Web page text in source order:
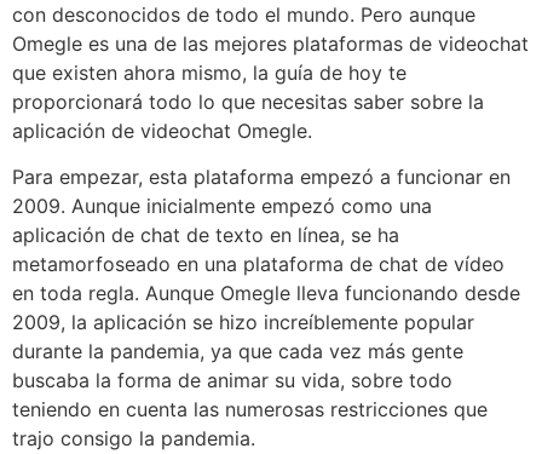
con desconocidos de todo el mundo. Pero aunque
Omegle es una de las mejores plataformas de videochat
que existen ahora mismo, la guía de hoy te
proporcionará todo lo que necesitas saber sobre la
aplicación de videochat Omegle.
Para empezar, esta plataforma empezó a funcionar en
2009. Aunque inicialmente empezó como una
aplicación de chat de texto en línea, se ha
metamorfoseado en una plataforma de chat de vídeo
en toda regla. Aunque Omegle lleva funcionando desde
2009, la aplicación se hizo increíblemente popular
durante la pandemia, ya que cada vez más gente
buscaba la forma de animar su vida, sobre todo
teniendo en cuenta las numerosas restricciones que
trajo consigo la pandemia.